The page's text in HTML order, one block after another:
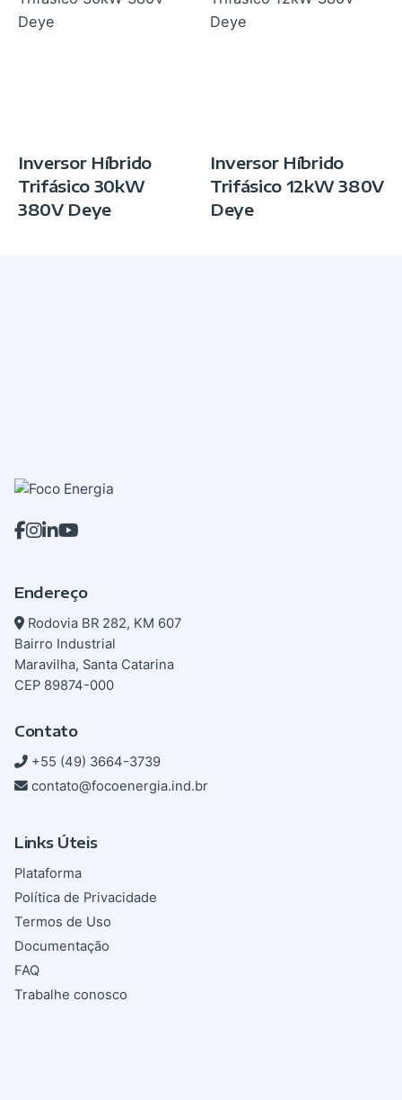
Inversor Híbrido
Trifásico 30kW
380V Deye
Inversor Híbrido
Trifásico 12kW 380V
Deye
Endereço
Rodovia BR 282, KM 607
Bairro Industrial
Maravilha, Santa Catarina
CEP 89874-000
Contato
+55 (49) 3664-3739
contato@focoenergia.ind.br
Links Úteis
Plataforma
Política de Privacidade
Termos de Uso
Documentação
FAQ
Trabalhe conosco